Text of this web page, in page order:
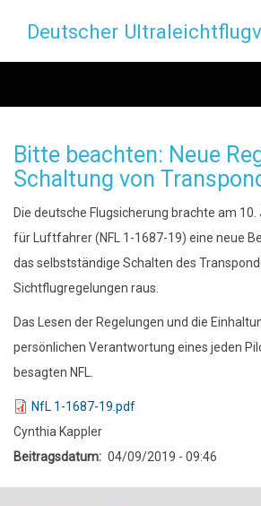
Inhalt
Deutscher
Bitte beachten: Neue
Schaltung von
Die deutsche Flugsicherung brachte am
für Luftfahrer (NFL 1-1687-19) eine neue
das selbstständige Schalten des
Sichtflugregelungen raus.
Das Lesen der Regelungen und die
persönlichen Verantwortung eines jeden
besagten NFL.
NfL 1-1687-19.pdf
Cynthia Kappler
Beitragsdatum
04/09/2019 - 09:46